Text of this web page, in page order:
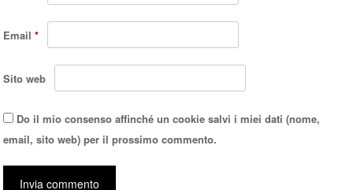
Email*
Sito web
Do il mio consenso affinché un cookie salvi i miei dati (nome,
email, sito web) per il prossimo commento.